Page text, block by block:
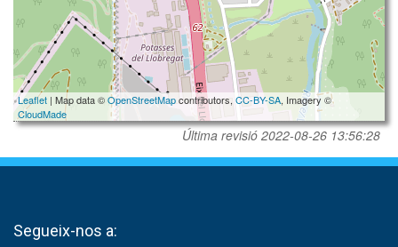
Leaflet | Map data ©OpenStreetMapcontributors, CC-BY-SA, Imagery ©
CloudMade
Última revisió 2022-08-26 13:56:28
Segueix-nos a: